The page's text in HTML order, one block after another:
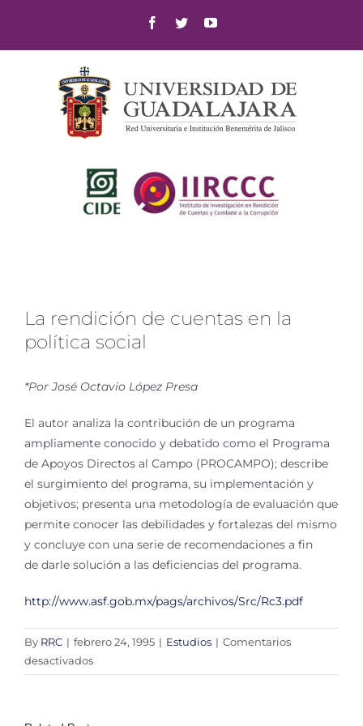
content
Facebook
TwitterYouTube
La rendición de cuentas en la
política social
*Por José Octavio López Presa
El autor analiza la contribución de un programa
ampliamente conocido y debatido como el Programa
de Apoyos Directos al Campo (PROCAMPO); describe
el surgimiento del programa, su implementación y
objetivos; presenta una metodología de evaluación que
permite conocer las debilidades y fortalezas del mismo
y concluye con una serie de recomendaciones a fin
de darle solución a las deficiencias del programa.
http://www.asf.gob.mx/pags/archivos/Src/Rc3.pdf
By RRC | febrero 24, 1995 | Estudios | Comentarios
desactivadosen
La